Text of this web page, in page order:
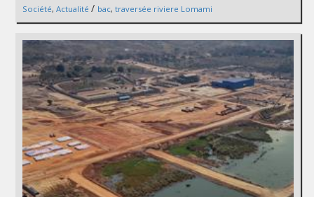
Société, Actualité / bac, traversée riviere Lomami